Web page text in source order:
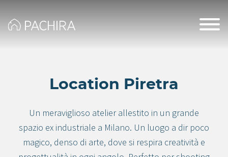
Location Piretra
Un meraviglioso atelier allestito in un grande
spazio ex industriale a Milano. Un luogo a dir poco
magico, denso di arte, dove si respira creatività e